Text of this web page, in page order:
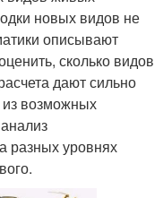
новых видов не
описывают
сколько видов
дают сильно
возможных
разных уровнях